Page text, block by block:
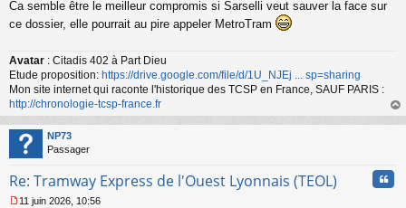
e
s
g
e
n
o
n
l
u
Ca semble être le meilleur compromis si Sarselli veut sauver la face sur
ce dossier, elle pourrait au pire appeler MetroTram
Avatar : Citadis 402 à Part Dieu
Etude proposition: https://drive.google.com/file/d/1U_NJEj ... sp=sharing
Mon site internet qui raconte l'historique des TCSP en France, SAUF PARIS :
http://chronologie-tcsp-france.fr
au
NP73
Passager
Re: Tramway Express de l'Ouest Lyonnais (TEOL)
11 juin 2026, 10:56